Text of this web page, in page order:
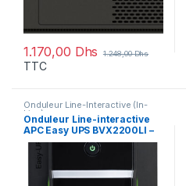
1.170,00 Dhs 1.248,00Dhs
TTC
Onduleur Line-Interactive (In-
Line)
Onduleur Line-interactive
APC Easy UPS BVX2200LI –
1200 W / 2200 VA – 6 sorties
C19